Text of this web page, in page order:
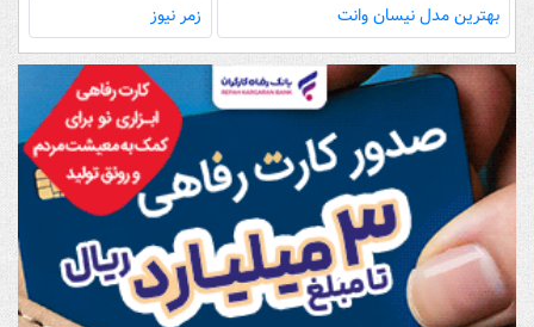
بهترین مدل‌ نیسان وانت زمر نیوز